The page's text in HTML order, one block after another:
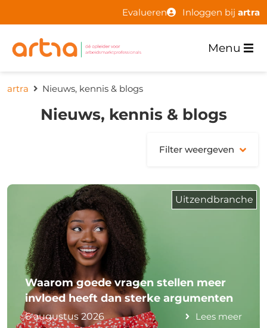
Evalueren Inloggen bij artra
Menu
artra Nieuws, kennis & blogs
Nieuws, kennis & blogs
Filter weergeven
Uitzendbranche
Waarom goede vragen stellen meer
invloed heeft dan sterke argumenten
6 augustus 2026 Lees meer